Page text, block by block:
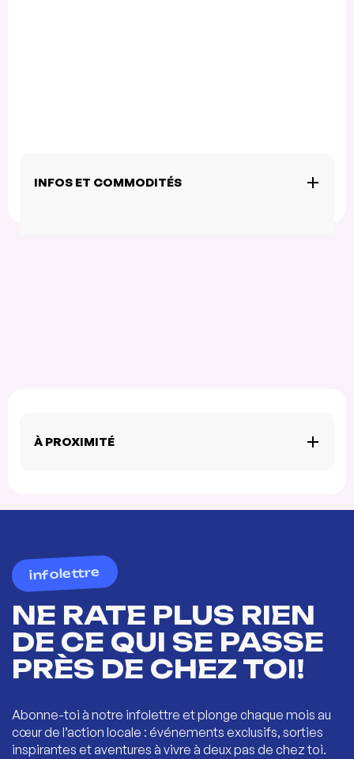
INFOS ET COMMODITÉS
À PROXIMITÉ
infolettre
NE RATE PLUS RIEN
DE CE QUI SE PASSE
PRÈS DE CHEZ TOI!
Abonne-toi à notre infolettre et plonge chaque mois au
cœur de l’action locale : événements exclusifs, sorties
inspirantes et aventures à vivre à deux pas de chez toi.